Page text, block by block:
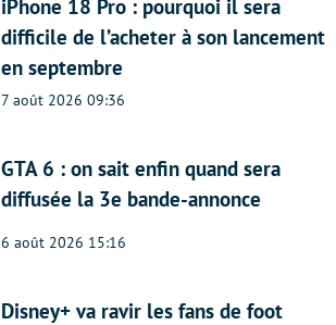
iPhone 18 Pro : pourquoi il sera
difficile de l’acheter à son lancement
en septembre
7 août 2026 09:36
GTA 6 : on sait enfin quand sera
diffusée la 3e bande-annonce
6 août 2026 15:16
Disney+ va ravir les fans de foot